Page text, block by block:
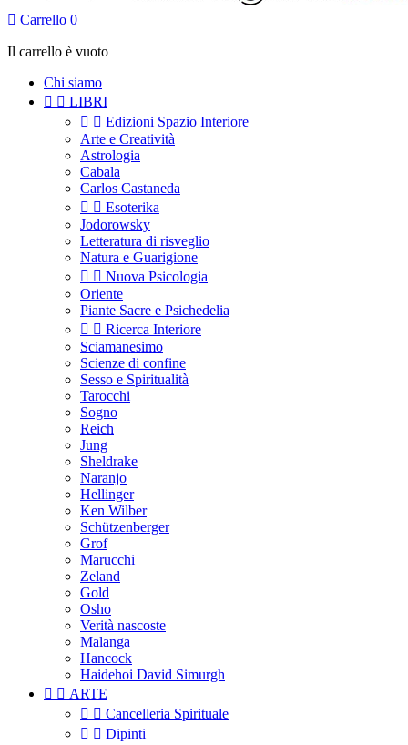
 Carrello 0
Il carrello è vuoto
Chi siamo
  LIBRI
  Edizioni Spazio Interiore
Arte e Creatività
Astrologia
Cabala
Carlos Castaneda
  Esoterika
Jodorowsky
Letteratura di risveglio
Natura e Guarigione
  Nuova Psicologia
Oriente
Piante Sacre e Psichedelia
  Ricerca Interiore
Sciamanesimo
Scienze di confine
Sesso e Spiritualità
Tarocchi
Sogno
Reich
Jung
Sheldrake
Naranjo
Hellinger
Ken Wilber
Schützenberger
Grof
Marucchi
Zeland
Gold
Osho
Verità nascoste
Malanga
Hancock
Haidehoi David Simurgh
  ARTE
  Cancelleria Spirituale
  Dipinti